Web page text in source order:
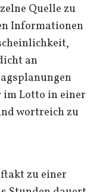
Quelle zu
Informationen
an
im Lotto in einer
wortreich zu
zu einer